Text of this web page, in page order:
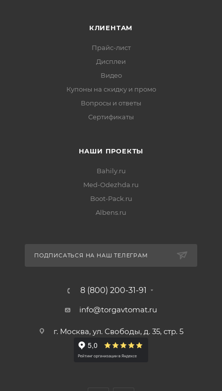
КЛИЕНТАМ
Прайс-лист
Дисплеи
Видео
Купоны на скидку и промо
Вопросы и ответы
Сертификаты
НАШИ ПРОЕКТЫ
Bahily.ru
Med-Odezhda.ru
Boot-Pack.ru
Albens.ru
ПОДПИСАТЬСЯ НА НАШ ТЕЛЕГРАМ
8 (800) 200-31-91
info@torgavtomat.ru
г. Москва, ул. Свободы, д. 35, стр. 5